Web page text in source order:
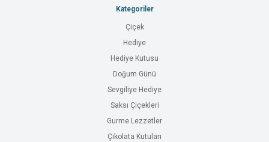
Kategoriler
Çiçek
Hediye
Hediye Kutusu
Doğum Günü
Sevgiliye Hediye
Saksı Çiçekleri
Gurme Lezzetler
Çikolata Kutuları